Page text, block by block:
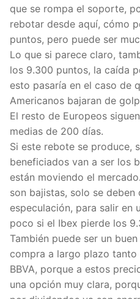
que se rompa el soporte,
rebotar desde aquí, cómo
puntos, pero puede ser
Lo que si parece claro,
los 9.300 puntos, la caída
esto pasaría en el caso de
Americanos bajaran de
El resto de Europeos
medias de 200 días.
Si este rebote se produce,
beneficiados van a ser los
están moviendo el
son bajistas, solo se deben
especulación, para salir en
poco si el Ibex pierde los
También puede ser un
compra a largo plazo
BBVA, porque a estos
una opción muy clara,